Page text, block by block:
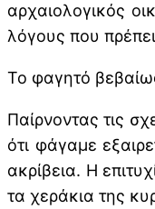
αρχαιολογικός
λόγους που
Το φαγητό
Παίρνοντας τις
ότι φάγαμε
ακρίβεια. Η
τα χεράκια της